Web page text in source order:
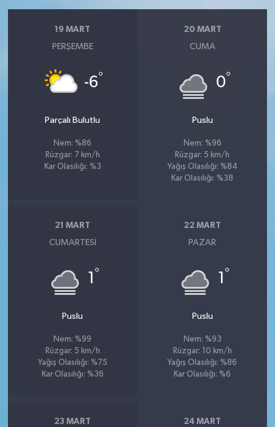
19 MART
PERŞEMBE
-6°
Parçalı Bulutlu
Nem: %86
Rüzgar: 7 km/h
Kar Olasılığı: %3
20 MART
CUMA
0°
Puslu
Nem: %96
Rüzgar: 5 km/h
Yağış Olasılığı: %84
Kar Olasılığı: %38
21 MART
CUMARTESI
1 °
Puslu
Nem: %99
Rüzgar: 5 km/h
Yağış Olasılığı: %75
Kar Olasılığı: %36
22 MART
PAZAR
1 °
Puslu
Nem: %93
Rüzgar: 10 km/h
Yağış Olasılığı: %86
Kar Olasılığı: %6
23 MART 24 MART